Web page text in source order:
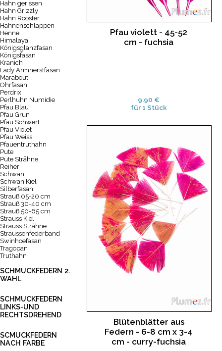
Hahn gerissen
Hahn Grizzly
Hahn Rooster
Hahnenschlappen
Henne
Himalaya
Königsglanzfasan
Königsfasan
Kranich
Lady Armherstfasan
Marabout
Ohrfasan
Perdrix
Perlhuhn Numidie
Pfau Blau
Pfau Grün
Pfau Schwert
Pfau Violet
Pfau Weiss
Pfauentruthahn
Pute
Pute Strähne
Reiher
Schwan
Schwan Kiel
Silberfasan
Strauß 05-20 cm
Strauß 30-40 cm
Strauß 50-65 cm
Strauss Kiel
Strauss Strähne
Straussenfederband
Swinhoefasan
Tragopan
Truthahn
SCHMUCKFEDERN 2.
WAHL
SCHMUCKFEDERN
LINKS-UND
RECHTSDREHEND
SCMUCKFEDERN
NACH FARBE
Pfau violett - 45-52
cm - fuchsia
9.90 €
für 1 Stück
Blütenblätter aus
Federn - 6-8 cm x 3-4
cm - curry-fuchsia